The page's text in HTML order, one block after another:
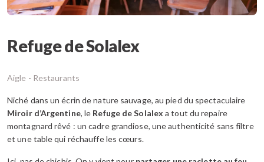
Refuge de Solalex
Aigle - Restaurants
Niché dans un écrin de nature sauvage, au pied du spectaculaire
Miroir d’Argentine, le Refuge de Solalex a tout du repaire
montagnard rêvé : un cadre grandiose, une authenticité sans filtre
et une table qui réchauffe les cœurs.